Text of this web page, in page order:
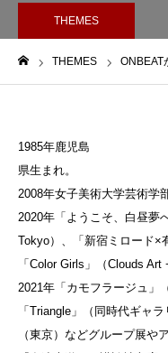
THEMES
THEMES ONBEAT
1985年鹿児島
県生まれ。
2008年女子美術大学芸術学
2020年「ようこそ、白昼夢
Tokyo）、「新宿ミロード×
「Color Girls」（Clouds
2021年「カモフラージュ」
「Triangle」（同時代ギャ
（東京）などグループ展や